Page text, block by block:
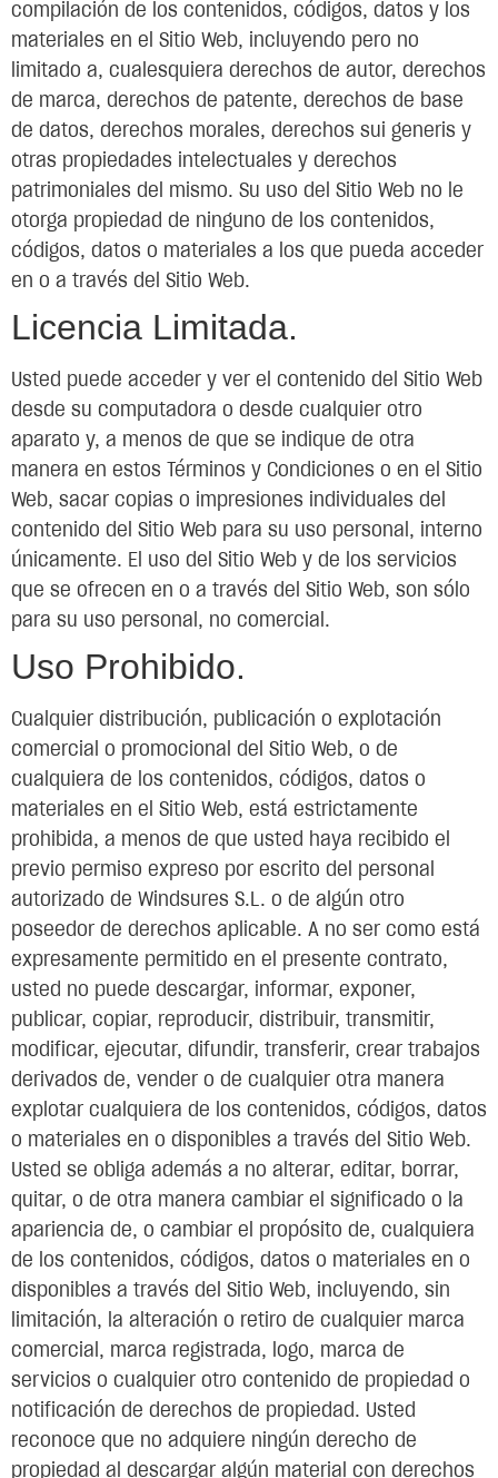
compilación de los contenidos, códigos, datos y los
materiales en el Sitio Web, incluyendo pero no
limitado a, cualesquiera derechos de autor, derechos
de marca, derechos de patente, derechos de base
de datos, derechos morales, derechos sui generis y
otras propiedades intelectuales y derechos
patrimoniales del mismo. Su uso del Sitio Web no le
otorga propiedad de ninguno de los contenidos,
códigos, datos o materiales a los que pueda acceder
en o a través del Sitio Web.
Licencia Limitada.
Usted puede acceder y ver el contenido del Sitio Web
desde su computadora o desde cualquier otro
aparato y, a menos de que se indique de otra
manera en estos Términos y Condiciones o en el Sitio
Web, sacar copias o impresiones individuales del
contenido del Sitio Web para su uso personal, interno
únicamente. El uso del Sitio Web y de los servicios
que se ofrecen en o a través del Sitio Web, son sólo
para su uso personal, no comercial.
Uso Prohibido.
Cualquier distribución, publicación o explotación
comercial o promocional del Sitio Web, o de
cualquiera de los contenidos, códigos, datos o
materiales en el Sitio Web, está estrictamente
prohibida, a menos de que usted haya recibido el
previo permiso expreso por escrito del personal
autorizado de Windsures S.L. o de algún otro
poseedor de derechos aplicable. A no ser como está
expresamente permitido en el presente contrato,
usted no puede descargar, informar, exponer,
publicar, copiar, reproducir, distribuir, transmitir,
modificar, ejecutar, difundir, transferir, crear trabajos
derivados de, vender o de cualquier otra manera
explotar cualquiera de los contenidos, códigos, datos
o materiales en o disponibles a través del Sitio Web.
Usted se obliga además a no alterar, editar, borrar,
quitar, o de otra manera cambiar el significado o la
apariencia de, o cambiar el propósito de, cualquiera
de los contenidos, códigos, datos o materiales en o
disponibles a través del Sitio Web, incluyendo, sin
limitación, la alteración o retiro de cualquier marca
comercial, marca registrada, logo, marca de
servicios o cualquier otro contenido de propiedad o
notificación de derechos de propiedad. Usted
reconoce que no adquiere ningún derecho de
propiedad al descargar algún material con derechos